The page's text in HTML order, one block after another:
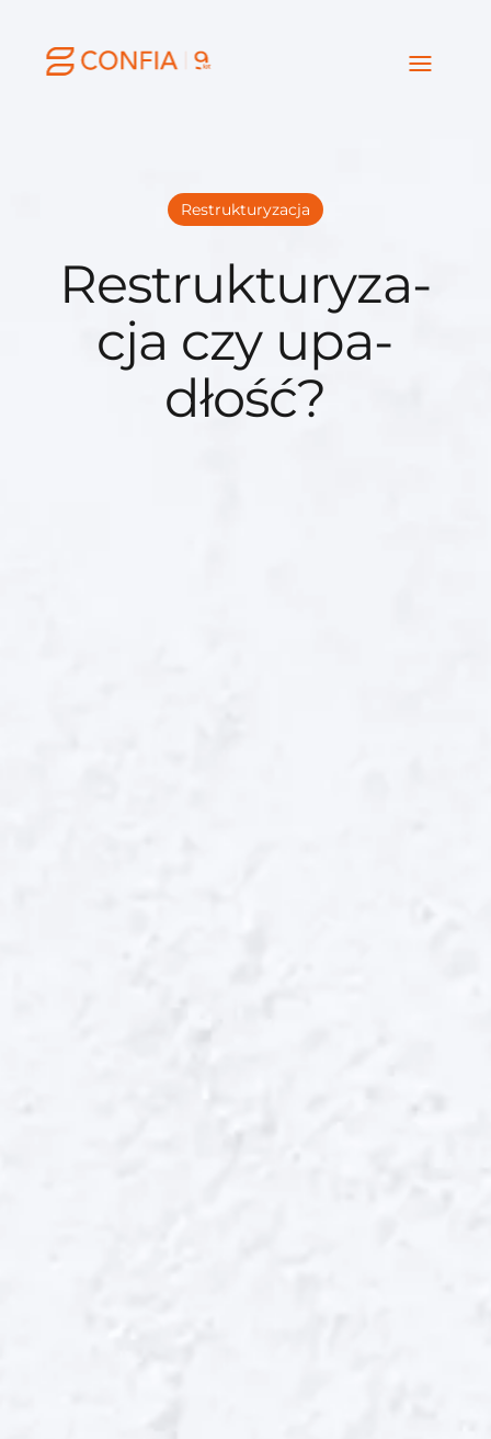
Restrukturyzacja
Re­struk­tu­ry­za­
cja czy upa­
dłość?